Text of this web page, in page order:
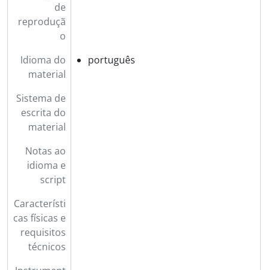
de
reproduçã
o
Idioma do
material
português
Sistema de
escrita do
material
Notas ao
idioma e
script
Característi
cas físicas e
requisitos
técnicos